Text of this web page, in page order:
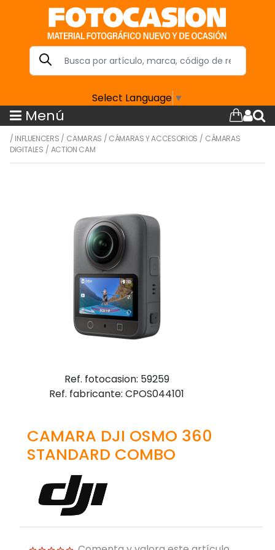
Select Language ▼
Menú
/ INFLUENCERS / CAMARAS / CÁMARAS Y ACCESORIOS / CÁMARAS
DIGITALES / ACTION CAM
Ref. fotocasion: 59259
Ref. fabricante: CPOS044101
CAMARA DJI OSMO 360
STANDARD COMBO